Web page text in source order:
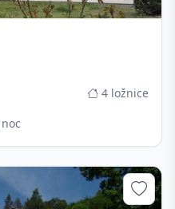
4 ložnice